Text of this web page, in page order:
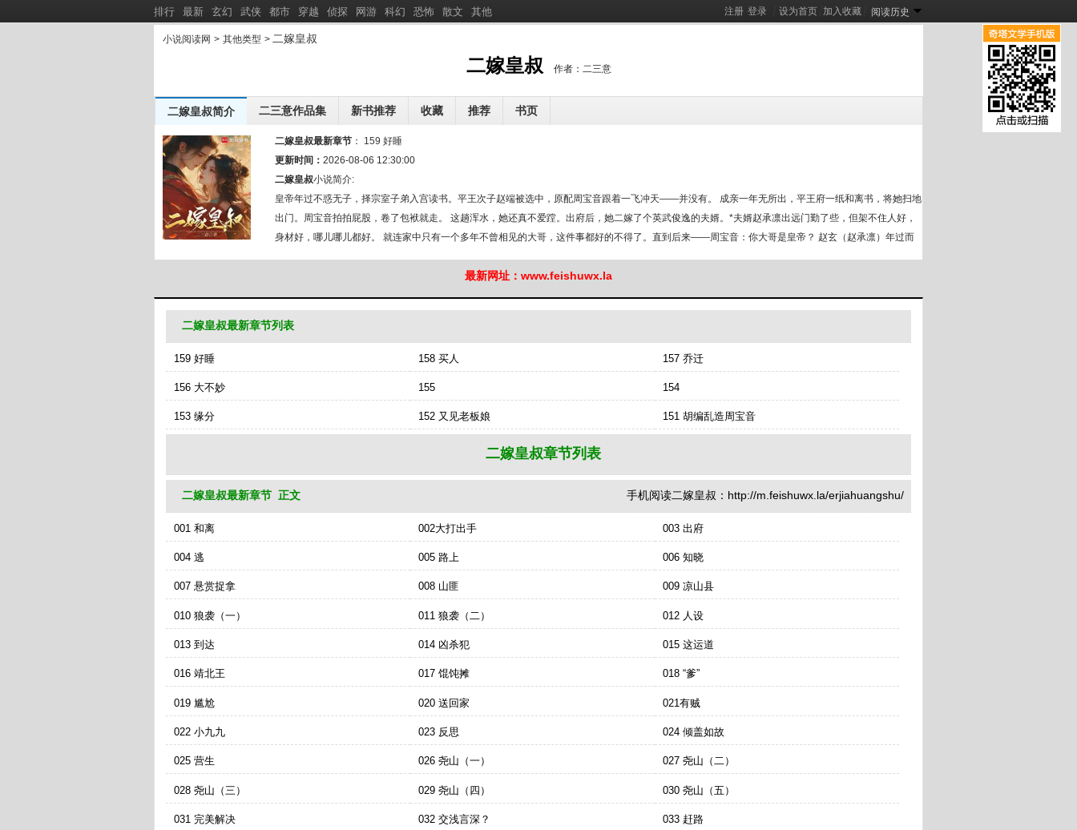
二嫁皇叔 作者：二三意
小说阅读网 > 其他类型 > 二嫁皇叔
二嫁皇叔简介 二三意作品集 新书推荐 收藏 推荐 书页
二嫁皇叔最新章节 ：
159 好睡
更新时间： 2026-08-06 12:30:00
二嫁皇叔小说简介:
皇帝年过不惑无子，择宗室子弟入宫读书。平王次子赵端被选中，原配周宝音跟着一飞冲天——并没有。 成亲一年无所出，平王府一纸和离书，将她扫地
出门。周宝音拍拍屁股，卷了包袱就走。 这趟浑水，她还真不爱蹚。出府后，她二嫁了个英武俊逸的夫婿。*夫婿赵承凛出远门勤了些，但架不住人好，
身材好，哪儿哪儿都好。 就连家中只有一个多年不曾相见的大哥，这件事都好的不得了。直到后来——周宝音：你大哥是皇帝？ 赵玄（赵承凛）年过而
媳妇的前夫找过来？ ！天塌了！和离弃妇×深情靖北王
二三意作品集：
新书推荐： 我真不用重生啊[新]
急诊科：这个实习医生太强了[ 新 ]
逆道龙凰，执剑镇万寰
流窜诸天的灾厄[ 重生港娱：我把电影拍成了神话
最新网址：www.feishuwx.la
二嫁皇叔最新章节列表
159 好睡 158 买人 157 乔迁
156 大不妙 155 154
153 缘分 152 又见老板娘 151 胡编乱造周宝音
二嫁皇叔章节列表
二嫁皇叔最新章节 正文 手机阅读二嫁皇叔：http://m.feishuwx.la/erjiahuangshu/
001 和离 002大打出手 003 出府
004 逃 005 路上 006 知晓
007 悬赏捉拿 008 山匪 009 凉山县
010 狼袭（一） 011 狼袭（二） 012 人设
013 到达 014 凶杀犯 015 这运道
016 靖北王 017 馄饨摊 018 “爹”
019 尴尬 020 送回家 021有贼
022 小九九 023 反思 024 倾盖如故
025 营生 026 尧山（一） 027 尧山（二）
028 尧山（三） 029 尧山（四） 030 尧山（五）
031 完美解决 032 交浅言深？ 033 赶路
排行 最新 玄幻 武侠 都市 穿越 侦探 网游 科幻 恐怖 散文 其他 注册 登录 设为首页 加入收藏 阅读历史